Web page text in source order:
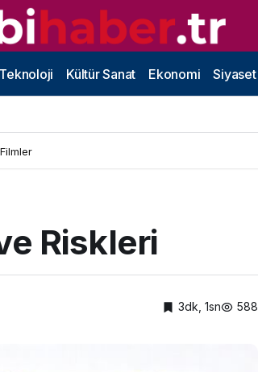
Teknoloji Kültür Sanat Ekonomi Siyaset
Riskleri
3dk, 1sn 588